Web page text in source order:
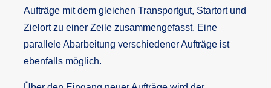
Aufträge mit dem gleichen Transportgut, Startort und
Zielort zu einer Zeile zusammengefasst. Eine
parallele Abarbeitung verschiedener Aufträge ist
ebenfalls möglich.